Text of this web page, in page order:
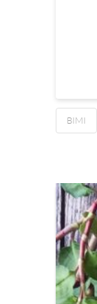
BIMI